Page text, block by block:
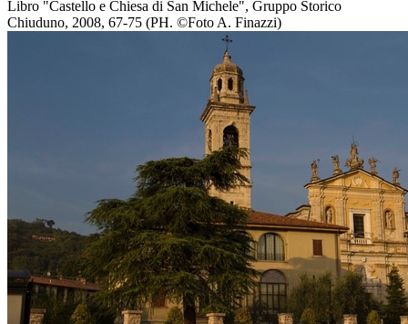
Libro "Castello e Chiesa di San Michele", Gruppo Storico
Chiuduno, 2008, 67-75 (PH. ©Foto A. Finazzi)